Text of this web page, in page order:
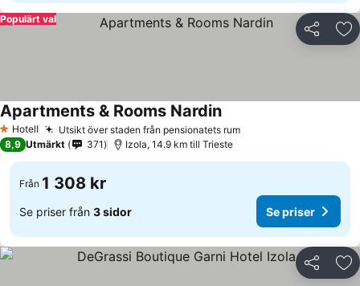
Dela
Populärt val
1 Stjärnor
Hotell Utsikt över staden från pensionatets rumSe priser
Apartments & Rooms NardinSe priser
8,9 Utmärkt 371 Izola, 14.9 km till Trieste
Från 1 308 kr
Se priser från 3 sidor Se priser
Dela